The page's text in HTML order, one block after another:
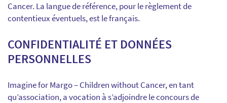
Cancer. La langue de référence, pour le règlement de
contentieux éventuels, est le français.
CONFIDENTIALITÉ ET DONNÉES
PERSONNELLES
Imagine for Margo – Children without Cancer, en tant
qu’association, a vocation à s’adjoindre le concours de